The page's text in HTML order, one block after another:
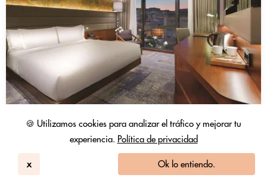
🍪 Utilizamos cookies para analizar el tráfico y mejorar tu
experiencia. Política de privacidad
x Ok lo entiendo.